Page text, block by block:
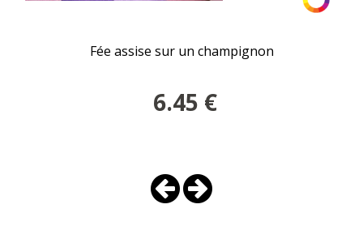
Fée assise sur un champignon
6.45 €